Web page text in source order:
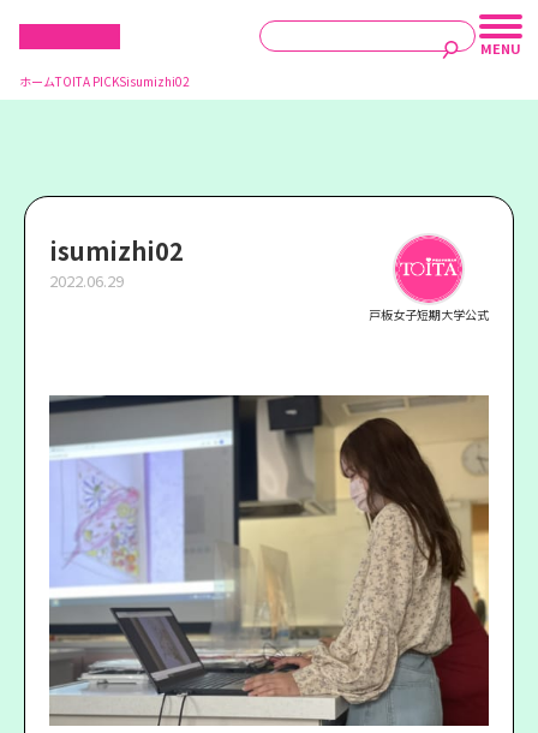
ホームTOITA PICKSisumizhi02
isumizhi02
2022.06.29
戸板女子短期大学公式